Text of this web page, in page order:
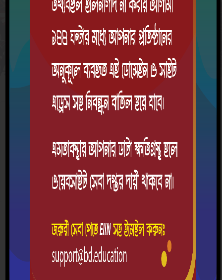
প্রশাসনিক
প্রতিষ্ঠানের এমপিও তথ্য
অনুমোদনের
তারিখ
এমপিও
নম্বর
অনুমোদিত তালিকা
আপলোড
কোন তথ্য সংযুক্ত হয়নি।
দ্রুত যোগাযোগ
বাংলাদেশ গভর্নমেন্ট প্রেস হাই স্কুল